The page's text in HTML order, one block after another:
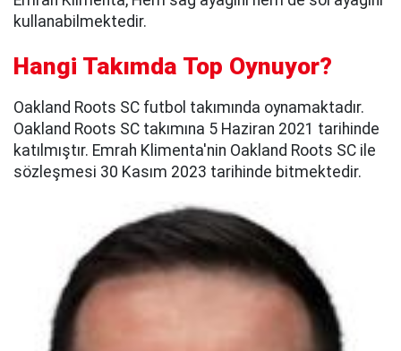
kullanabilmektedir.
Hangi Takımda Top Oynuyor?
Oakland Roots SC futbol takımında oynamaktadır.
Oakland Roots SC takımına 5 Haziran 2021 tarihinde
katılmıştır. Emrah Klimenta'nin Oakland Roots SC ile
sözleşmesi 30 Kasım 2023 tarihinde bitmektedir.